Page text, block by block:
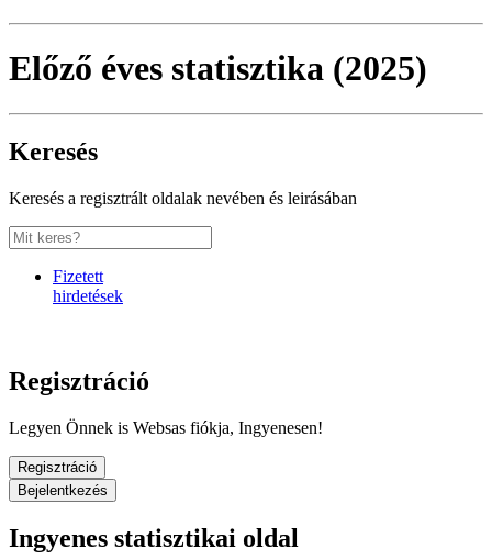
Előző éves statisztika (2025)
Keresés
Keresés a regisztrált oldalak nevében és leirásában
Fizetett
hirdetések
Regisztráció
Legyen Önnek is Websas fiókja, Ingyenesen!
Regisztráció
Bejelentkezés
Ingyenes statisztikai oldal